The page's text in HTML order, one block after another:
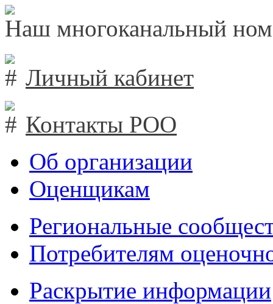
Наш многоканальный
Личный кабинет
Контакты РОО
Об организации
Оценщикам
Региональные
Потребителям
Раскрытие информации